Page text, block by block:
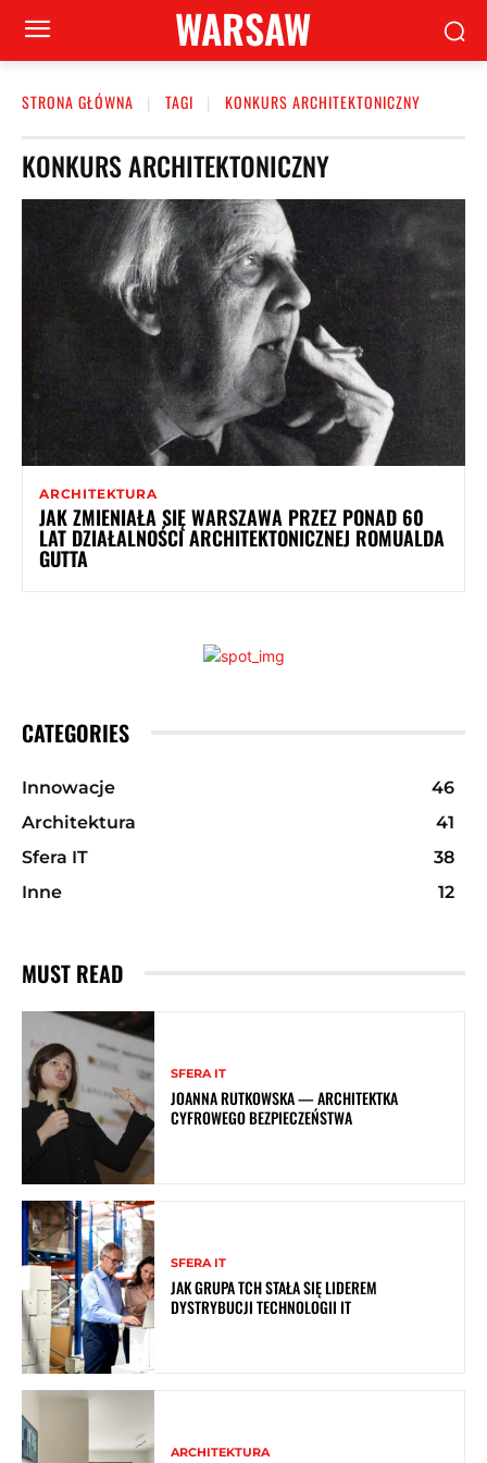
WARSAW
STRONA GŁÓWNA TAGI KONKURS ARCHITEKTONICZNY
KONKURS ARCHITEKTONICZNY
ARCHITEKTURA
JAK ZMIENIAŁA SIĘ WARSZAWA PRZEZ PONAD 60
LAT DZIAŁALNOŚCI ARCHITEKTONICZNEJ ROMUALDA
GUTTA
CATEGORIES
Innowacje
46
Architektura
41
Sfera IT
38
Inne
12
MUST READ
SFERA IT
JOANNA RUTKOWSKA — ARCHITEKTKA
CYFROWEGO BEZPIECZEŃSTWA
SFERA IT
JAK GRUPA TCH STAŁA SIĘ LIDEREM
DYSTRYBUCJI TECHNOLOGII IT
ARCHITEKTURA